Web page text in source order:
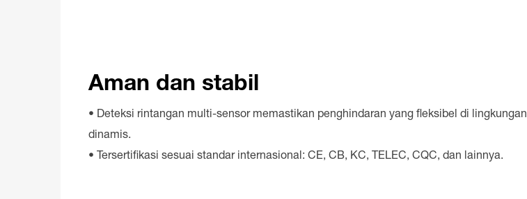
Aman dan stabil
• Deteksi rintangan multi-sensor memastikan penghindaran yang fleksibel di lingkungan
dinamis.
• Tersertifikasi sesuai standar internasional: CE, CB, KC, TELEC, CQC, dan lainnya.